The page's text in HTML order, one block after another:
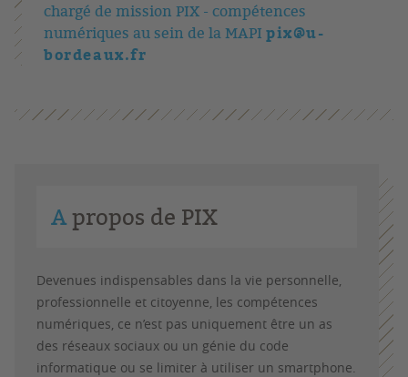
chargé de mission PIX - compétences
numériques au sein de la MAPI pix@u-
bordeaux.fr
Apropos de PIX
Devenues indispensables dans la vie personnelle,
professionnelle et citoyenne, les compétences
numériques, ce n’est pas uniquement être un as
des réseaux sociaux ou un génie du code
informatique ou se limiter à utiliser un smartphone.